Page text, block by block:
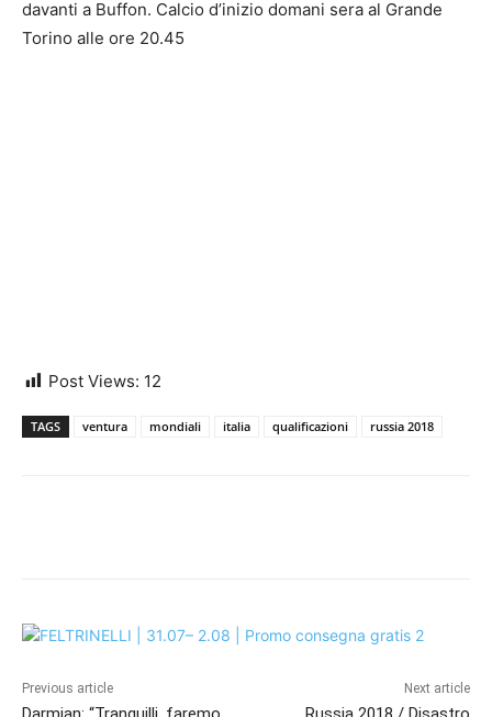
davanti a Buffon. Calcio d’inizio domani sera al Grande
Torino alle ore 20.45
Post Views: 12
TAGS ventura mondiali italia qualificazioni russia 2018
Previous article Next article